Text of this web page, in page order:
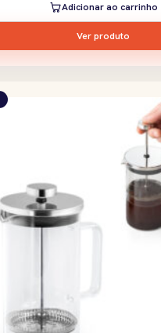
Adicionar ao carrinho
Ver produto